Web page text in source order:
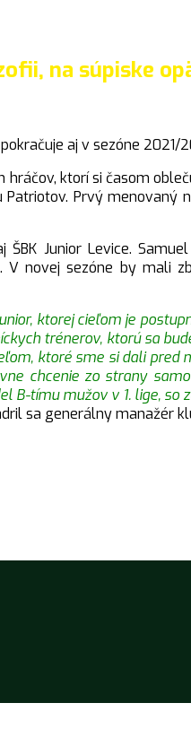
na súpiske
aj v sezóne
ktorí si časom
Prvý
Junior Levice.
V novej sezóne by
ktorej cieľom je
trénerov, ktorú sa
ktoré sme si dali
chcenie zo strany
B-tímu mužov v 1. lige,
sa generálny manažér